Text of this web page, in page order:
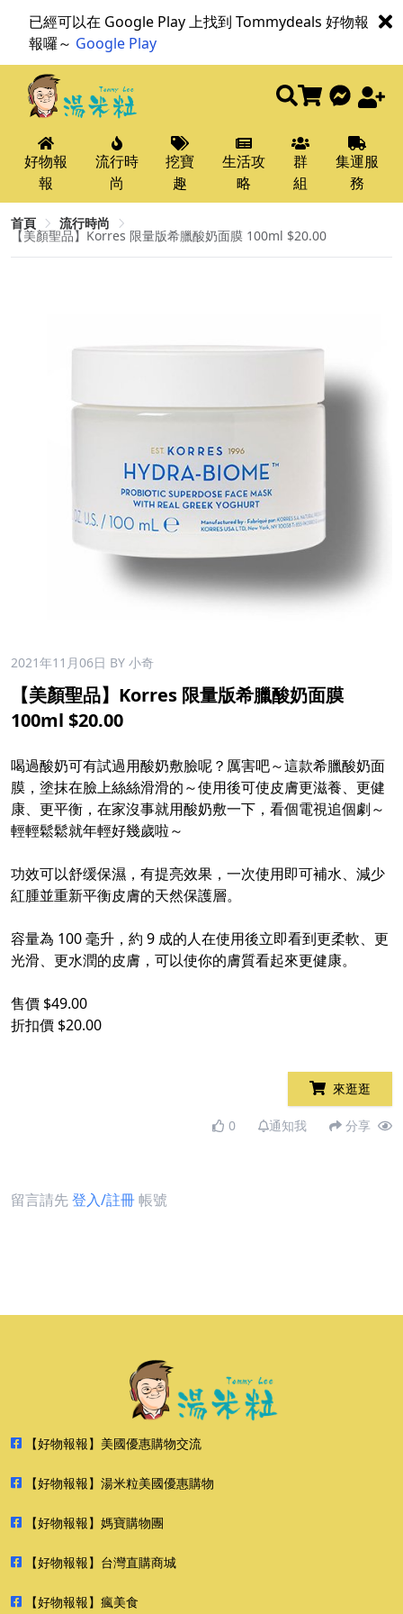
已經可以在 Google Play 上找到 Tommydeals 好物報
報囉～ Google Play
好物報
報
流行時
尚
挖寶
趣
生活攻
略
群
組
集運服
務
首頁 流行時尚
【美顏聖品】Korres 限量版希臘酸奶面膜 100ml $20.00
2021年11月06日 BY 小奇
【美顏聖品】Korres 限量版希臘酸奶面膜
100ml $20.00
喝過酸奶可有試過用酸奶敷臉呢？厲害吧～這款希臘酸奶面
膜，塗抹在臉上絲絲滑滑的～使用後可使皮膚更滋養、更健
康、更平衡，在家沒事就用酸奶敷一下，看個電視追個劇～
輕輕鬆鬆就年輕好幾歲啦～
功效可以舒缓保濕，有提亮效果，一次使用即可補水、減少
紅腫並重新平衡皮膚的天然保護層。
容量為 100 毫升，約 9 成的人在使用後立即看到更柔軟、更
光滑、更水潤的皮膚，可以使你的膚質看起來更健康。
售價 $49.00
折扣價 $20.00
來逛逛
0 通知我 分享
留言請先登入/註冊帳號
【好物報報】美國優惠購物交流
【好物報報】湯米粒美國優惠購物
【好物報報】媽寶購物團
【好物報報】台灣直購商城
【好物報報】瘋美食